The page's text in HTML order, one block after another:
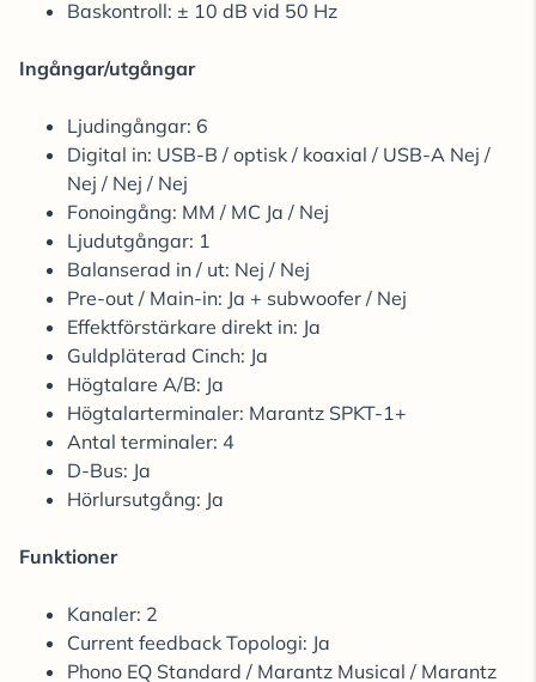
Baskontroll: ± 10 dB vid 50 Hz
Ingångar/utgångar
Ljudingångar: 6
Digital in: USB-B / optisk / koaxial / USB-A Nej /
Nej / Nej / Nej
Fonoingång: MM / MC Ja / Nej
Ljudutgångar: 1
Balanserad in / ut: Nej / Nej
Pre-out / Main-in: Ja + subwoofer / Nej
Effektförstärkare direkt in: Ja
Guldpläterad Cinch: Ja
Högtalare A/B: Ja
Högtalarterminaler: Marantz SPKT-1+
Antal terminaler: 4
D-Bus: Ja
Hörlursutgång: Ja
Funktioner
Kanaler: 2
Current feedback Topologi: Ja
Phono EQ Standard / Marantz Musical / Marantz